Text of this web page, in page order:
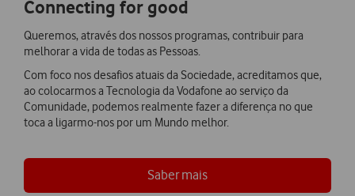
Connecting for good
Queremos, através dos nossos programas, contribuir para
melhorar a vida de todas as Pessoas.
Com foco nos desafios atuais da Sociedade, acreditamos que,
ao colocarmos a Tecnologia da Vodafone ao serviço da
Comunidade, podemos realmente fazer a diferença no que
toca a ligarmo-nos por um Mundo melhor.
Saber mais